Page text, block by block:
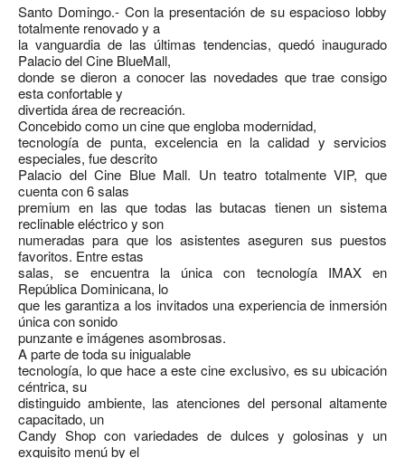
Santo Domingo.- Con la presentación de su espacioso lobby
totalmente renovado y a
la vanguardia de las últimas tendencias, quedó inaugurado
Palacio del Cine BlueMall,
donde se dieron a conocer las novedades que trae consigo
esta confortable y
divertida área de recreación.
Concebido como un cine que engloba modernidad,
tecnología de punta, excelencia en la calidad y servicios
especiales, fue descrito
Palacio del Cine Blue Mall. Un teatro totalmente VIP, que
cuenta con 6 salas
premium en las que todas las butacas tienen un sistema
reclinable eléctrico y son
numeradas para que los asistentes aseguren sus puestos
favoritos. Entre estas
salas, se encuentra la única con tecnología IMAX en
República Dominicana, lo
que les garantiza a los invitados una experiencia de inmersión
única con sonido
punzante e imágenes asombrosas.
A parte de toda su inigualable
tecnología, lo que hace a este cine exclusivo, es su ubicación
céntrica, su
distinguido ambiente, las atenciones del personal altamente
capacitado, un
Candy Shop con variedades de dulces y golosinas y un
exquisito menú by el